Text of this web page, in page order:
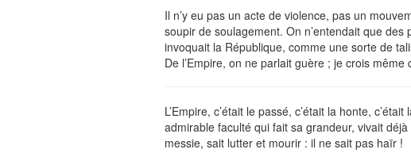
Il n’y eu pas un acte de violence, pas un
soupir de soulagement. On n’entendait que
invoquait la République, comme une sorte de
De l’Empire, on ne parlait guère ; je crois même
L’Empire, c’était le passé, c’était la honte,
admirable faculté qui fait sa grandeur, vivait
messie, sait lutter et mourir : il ne sait pas haïr !